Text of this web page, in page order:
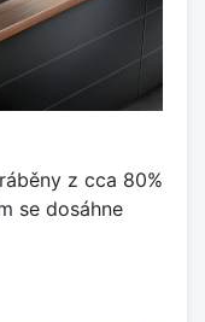
z cca 80%
se dosáhne